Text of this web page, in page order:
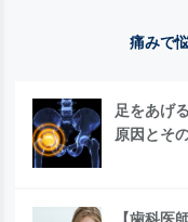
痛みで
足をあげ
原因とそ